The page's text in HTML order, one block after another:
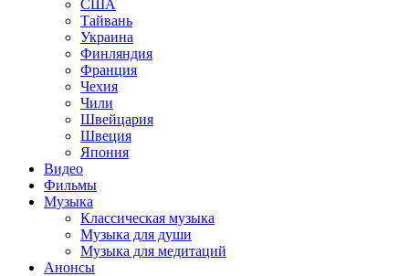
США
Тайвань
Украина
Финляндия
Франция
Чехия
Чили
Швейцария
Швеция
Япония
Видео
Фильмы
Музыка
Классическая музыка
Музыка для души
Музыка для медитаций
Анонсы